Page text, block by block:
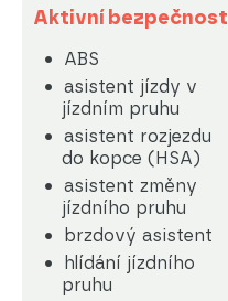
Aktivní bezpečnost
ABS
asistent jízdy v
jízdním pruhu
asistent rozjezdu
do kopce (HSA)
asistent změny
jízdního pruhu
brzdový asistent
hlídání jízdního
pruhu